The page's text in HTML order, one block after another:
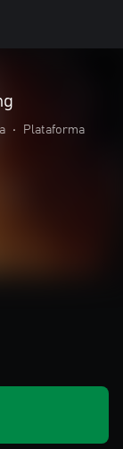
• Plataforma